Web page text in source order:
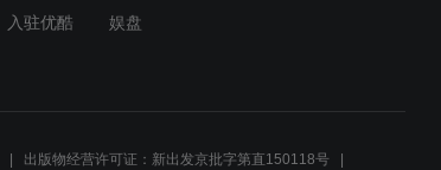
入驻优酷 娱盘
出版物经营许可证：新出发京批字第直150118号